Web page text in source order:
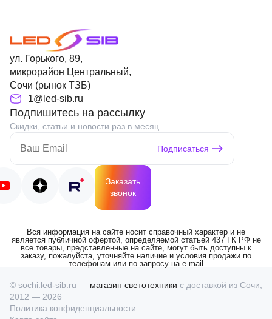
ул. Горького, 89,
микрорайон Центральный,
Сочи (рынок ТЗБ)
1@led-sib.ru
Подпишитесь на рассылку
Скидки, статьи и новости раз в месяц
Подписаться
Заказать
звонок
Вся информация на сайте носит справочный характер и не
является публичной офертой, определяемой статьей 437 ГК РФ не
все товары, представленные на сайте, могут быть доступны к
заказу, пожалуйста, уточняйте наличие и условия продажи по
телефонам или по запросу на e-mail
© sochi.led-sib.ru — магазин светотехники с доставкой из Сочи,
2012 — 2026
Политика конфиденциальности